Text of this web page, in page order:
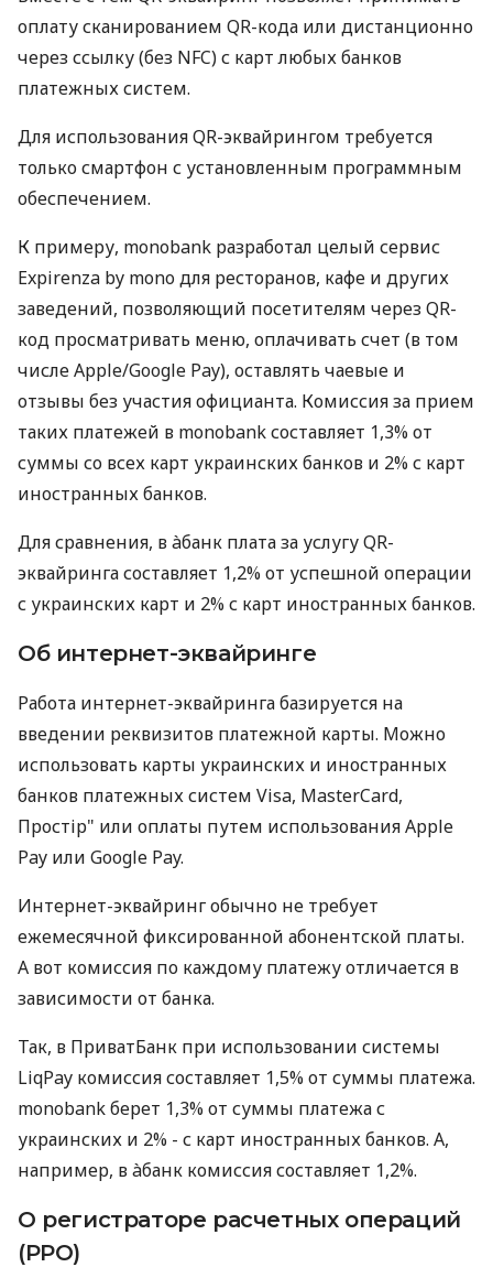
оплату сканированием QR-кода или дистанционно
через ссылку (без NFC) с карт любых банков
платежных систем.
Для использования QR-эквайрингом требуется
только смартфон с установленным программным
обеспечением.
К примеру, monobank разработал целый сервис
Expirenza by mono для ресторанов, кафе и других
заведений, позволяющий посетителям через QR-
код просматривать меню, оплачивать счет (в том
числе Apple/Google Pay), оставлять чаевые и
отзывы без участия официанта. Комиссия за прием
таких платежей в monobank составляет 1,3% от
суммы со всех карт украинских банков и 2% с карт
иностранных банков.
Для сравнения, в àбанк плата за услугу QR-
эквайринга составляет 1,2% от успешной операции
с украинских карт и 2% с карт иностранных банков.
Об интернет-эквайринге
Работа интернет-эквайринга базируется на
введении реквизитов платежной карты. Можно
использовать карты украинских и иностранных
банков платежных систем Visa, MasterCard,
Простір" или оплаты путем использования Apple
Pay или Google Pay.
Интернет-эквайринг обычно не требует
ежемесячной фиксированной абонентской платы.
А вот комиссия по каждому платежу отличается в
зависимости от банка.
Так, в ПриватБанк при использовании системы
LiqPay комиссия составляет 1,5% от суммы платежа.
monobank берет 1,3% от суммы платежа с
украинских и 2% - с карт иностранных банков. А,
например, в àбанк комиссия составляет 1,2%.
О регистраторе расчетных операций
(РРО)